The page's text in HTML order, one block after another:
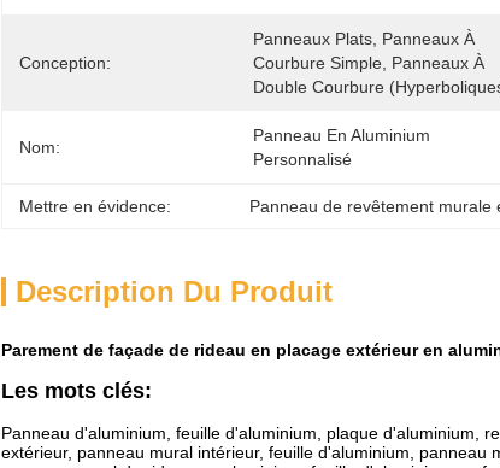
Conception:
Panneaux Plats, Panneaux À
Courbure Simple, Panneaux À
Double Courbure
Nom:
Panneau En Aluminium
Personnalisé
Mettre en évidence: Panneau de revêtement murale
Description Du Produit
Parement de façade de rideau en placage extérieur en
Les mots clés:
Panneau d'aluminium, feuille d'aluminium, plaque d'aluminium,
extérieur, panneau mural intérieur, feuille d'aluminium,